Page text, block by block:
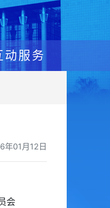
动服务
年01月12日
会